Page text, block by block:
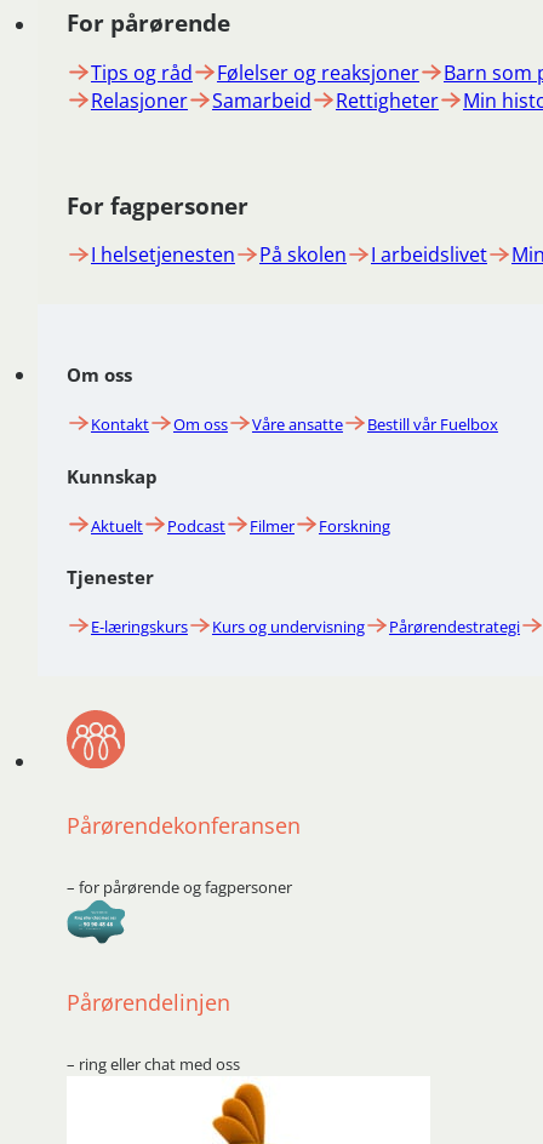
For pårørende
Tips og råd Følelser og reaksjoner
Barn som
Relasjoner
Samarbeid Rettigheter Min
For fagpersoner
I helsetjenesten På skolen I arbeidslivet
Om oss
Kontakt Om oss Våre ansatte Bestill vår Fuelbox
Kunnskap
Aktuelt Podcast Filmer Forskning
Tjenester
E-læringskurs Kurs og undervisning Pårørendestrategi
Pårørendekonferansen
– for pårørende og fagpersoner
Pårørendelinjen
– ring eller chat med oss